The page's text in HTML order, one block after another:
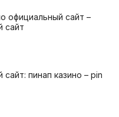
официальный сайт –
сайт
сайт: пинап казино – pin